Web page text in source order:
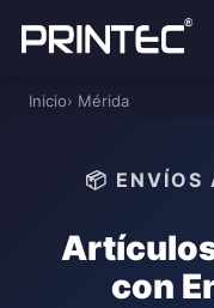
Inicio› Mérida
📦 ENVÍOS
con